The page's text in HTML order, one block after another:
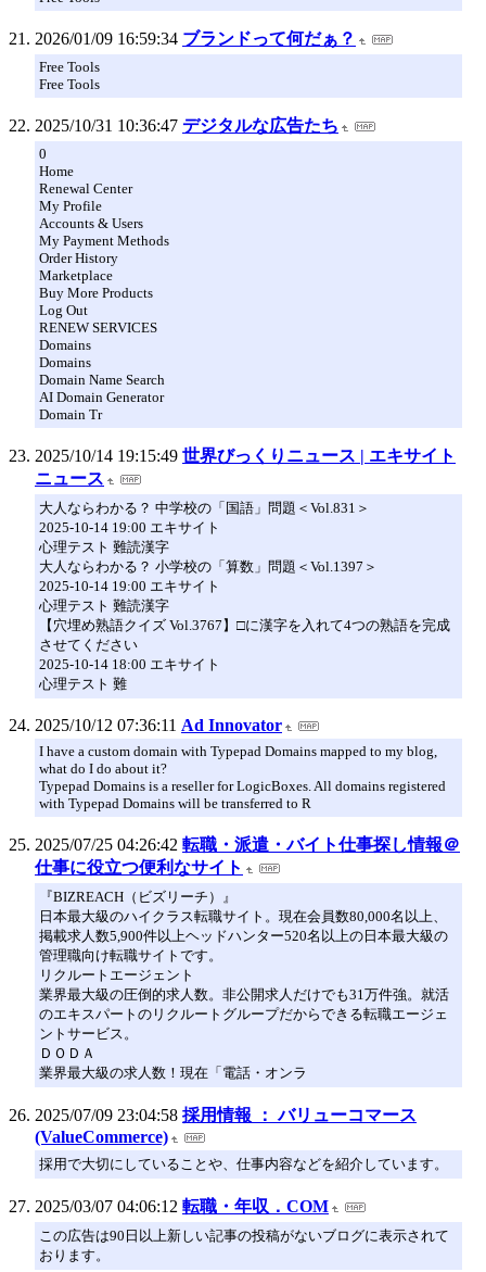
2026/01/09 16:59:34 ブランドって何だぁ？
Free Tools
Free Tools
2025/10/31 10:36:47 デジタルな広告たち
0
Home
Renewal Center
My Profile
Accounts & Users
My Payment Methods
Order History
Marketplace
Buy More Products
Log Out
RENEW SERVICES
Domains
Domains
Domain Name Search
AI Domain Generator
Domain Tr
2025/10/14 19:15:49 世界びっくりニュース | エキサイト
ニュース
大人ならわかる？ 中学校の「国語」問題＜Vol.831＞
2025-10-14 19:00 エキサイト
心理テスト 難読漢字
大人ならわかる？ 小学校の「算数」問題＜Vol.1397＞
2025-10-14 19:00 エキサイト
心理テスト 難読漢字
【穴埋め熟語クイズ Vol.3767】□に漢字を入れて4つの熟語を完成
させてください
2025-10-14 18:00 エキサイト
心理テスト 難
2025/10/12 07:36:11 Ad Innovator
I have a custom domain with Typepad Domains mapped to my blog,
what do I do about it?
Typepad Domains is a reseller for LogicBoxes. All domains registered
with Typepad Domains will be transferred to R
2025/07/25 04:26:42 転職・派遣・バイト仕事探し情報＠
仕事に役立つ便利なサイト
『BIZREACH（ビズリーチ）』
日本最大級のハイクラス転職サイト。現在会員数80,000名以上、
掲載求人数5,900件以上ヘッドハンター520名以上の日本最大級の
管理職向け転職サイトです。
リクルートエージェント
業界最大級の圧倒的求人数。非公開求人だけでも31万件強。就活
のエキスパートのリクルートグループだからできる転職エージェ
ントサービス。
ＤＯＤＡ
業界最大級の求人数！現在「電話・オンラ
2025/07/09 23:04:58 採用情報 ： バリューコマース
(ValueCommerce)
採用で大切にしていることや、仕事内容などを紹介しています。
2025/03/07 04:06:12 転職・年収．COM
この広告は90日以上新しい記事の投稿がないブログに表示されて
おります。